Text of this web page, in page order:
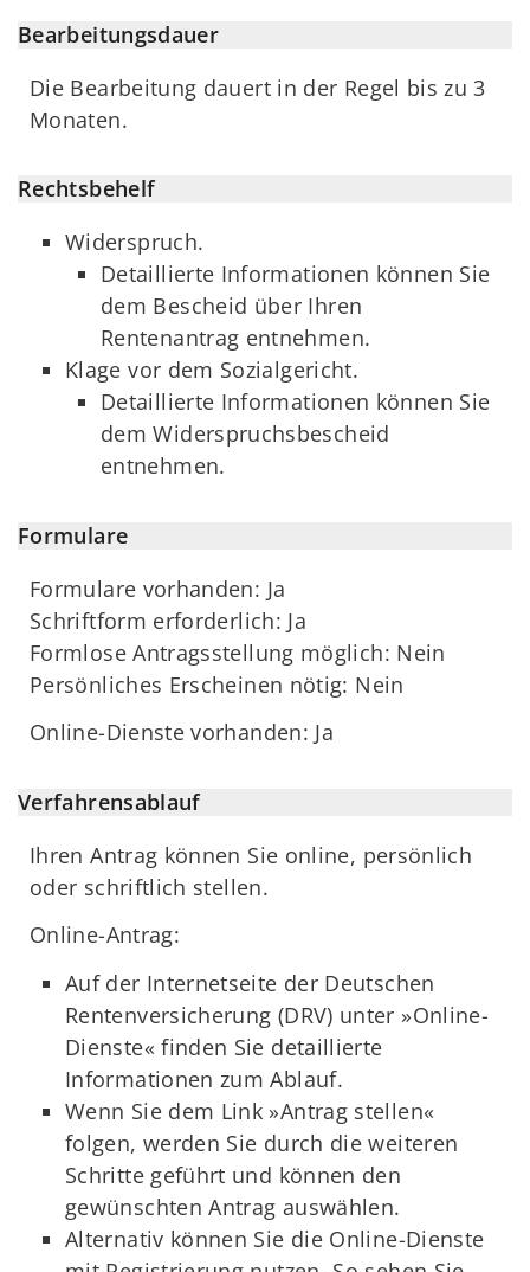
Bearbeitungsdauer
Die Bearbeitung dauert in der Regel bis zu 3
Monaten.
Rechtsbehelf
Widerspruch.
Detaillierte Informationen können Sie
dem Bescheid über Ihren
Rentenantrag entnehmen.
Klage vor dem Sozialgericht.
Detaillierte Informationen können Sie
dem Widerspruchsbescheid
entnehmen.
Formulare
Formulare vorhanden: Ja
Schriftform erforderlich: Ja
Formlose Antragsstellung möglich: Nein
Persönliches Erscheinen nötig: Nein
Online-Dienste vorhanden: Ja
Verfahrensablauf
Ihren Antrag können Sie online, persönlich
oder schriftlich stellen.
Online-Antrag:
Auf der Internetseite der Deutschen
Rentenversicherung (DRV) unter »Online-
Dienste« finden Sie detaillierte
Informationen zum Ablauf.
Wenn Sie dem Link »Antrag stellen«
folgen, werden Sie durch die weiteren
Schritte geführt und können den
gewünschten Antrag auswählen.
Alternativ können Sie die Online-Dienste